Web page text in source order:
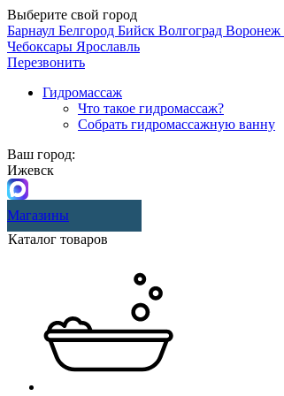
Выберите свой город
Барнаул Белгород Бийск Волгоград Воронеж
Чебоксары Ярославль
Перезвонить
Гидромассаж
Что такое гидромассаж?
Собрать гидромассажную ванну
Ваш город:
Ижевск
Магазины
Каталог товаров